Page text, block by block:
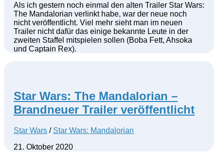
Als ich gestern noch einmal den alten Trailer Star Wars:
The Mandalorian verlinkt habe, war der neue noch
nicht veröffentlicht. Viel mehr sieht man im neuen
Trailer nicht dafür das einige bekannte Leute in der
zweiten Staffel mitspielen sollen (Boba Fett, Ahsoka
und Captain Rex).
Star Wars: The Mandalorian –
Brandneuer Trailer veröffentlicht
Star Wars / Star Wars: Mandalorian
21. Oktober 2020